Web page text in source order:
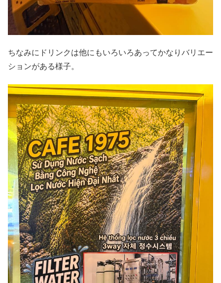
ちなみにドリンクは他にもいろいろあってかなりバリエー
ションがある様子。